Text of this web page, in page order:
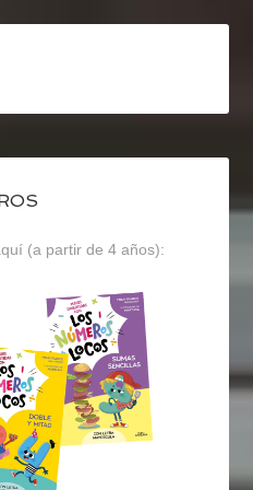
(a partir de 4 años):